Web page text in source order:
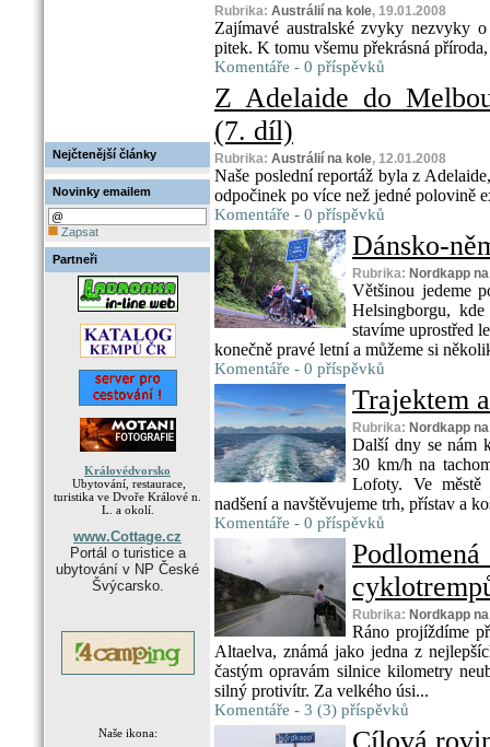
Nejčtenější články
Novinky emailem
Zapsat
Partneři
Královédvorsko
Ubytování, restaurace,
turistika ve Dvoře Králové n.
L. a okolí.
www.Cottage.cz
Portál o turistice a
ubytování v NP České
Švýcarsko.
Naše ikona:
Rubrika: Austrálií na kole, 19.01.2008
Zajímavé australské zvyky nezvyky
pitek. K tomu všemu překrásná
Komentáře - 0 příspěvků
Z Adelaide do
(7. díl)
Rubrika: Austrálií na kole, 12.01.2008
Naše poslední reportáž byla z
odpočinek po více než jedné polovině
Komentáře - 0 příspěvků
Dánsko-
Rubrika: Nordkapp
Většinou jedeme
Helsingborgu,
stavíme uprostřed
konečně pravé letní a můžeme si
Komentáře - 0 příspěvků
Trajektem
Rubrika: Nordkapp
Další dny se nám
30 km/h na
Lofoty. Ve městě
nadšení a navštěvujeme trh, přístav a
Komentáře - 0 příspěvků
Rubrika: Nordkapp
Ráno projíždíme
Altaelva, známá jako jedna z
častým opravám silnice kilometry
silný protivítr. Za velkého úsi...
Komentáře - 3 (3) příspěvků